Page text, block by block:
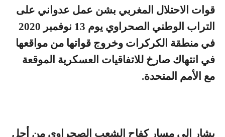
قوات الاحتلال المغربي بشن عمل عدواني على
التراب الوطني الصحراوي يوم 13 نوفمبر 2020
في منطقة الكركرات وخروج قواتها من مواقعها
في انتهاك صارخ للاتفاقيات العسكرية الموقعة
مع الأمم المتحدة.
يشار إلى مسار كفاح الشعب الصحراوي من أجل